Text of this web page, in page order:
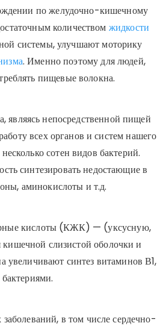
по желудочно-кишечному
количеством жидкости
системы, улучшают моторику
. Именно поэтому для людей,
пищевые волокна.
непосредственной пищей
всех органов и систем нашего
сотен видов бактерий.
синтезировать недостающие в
аминокислоты и т.д.
кислоты (КЖК) — (уксусную,
слизистой оболочки и
синтез витаминов В1,
в том числе сердечно-